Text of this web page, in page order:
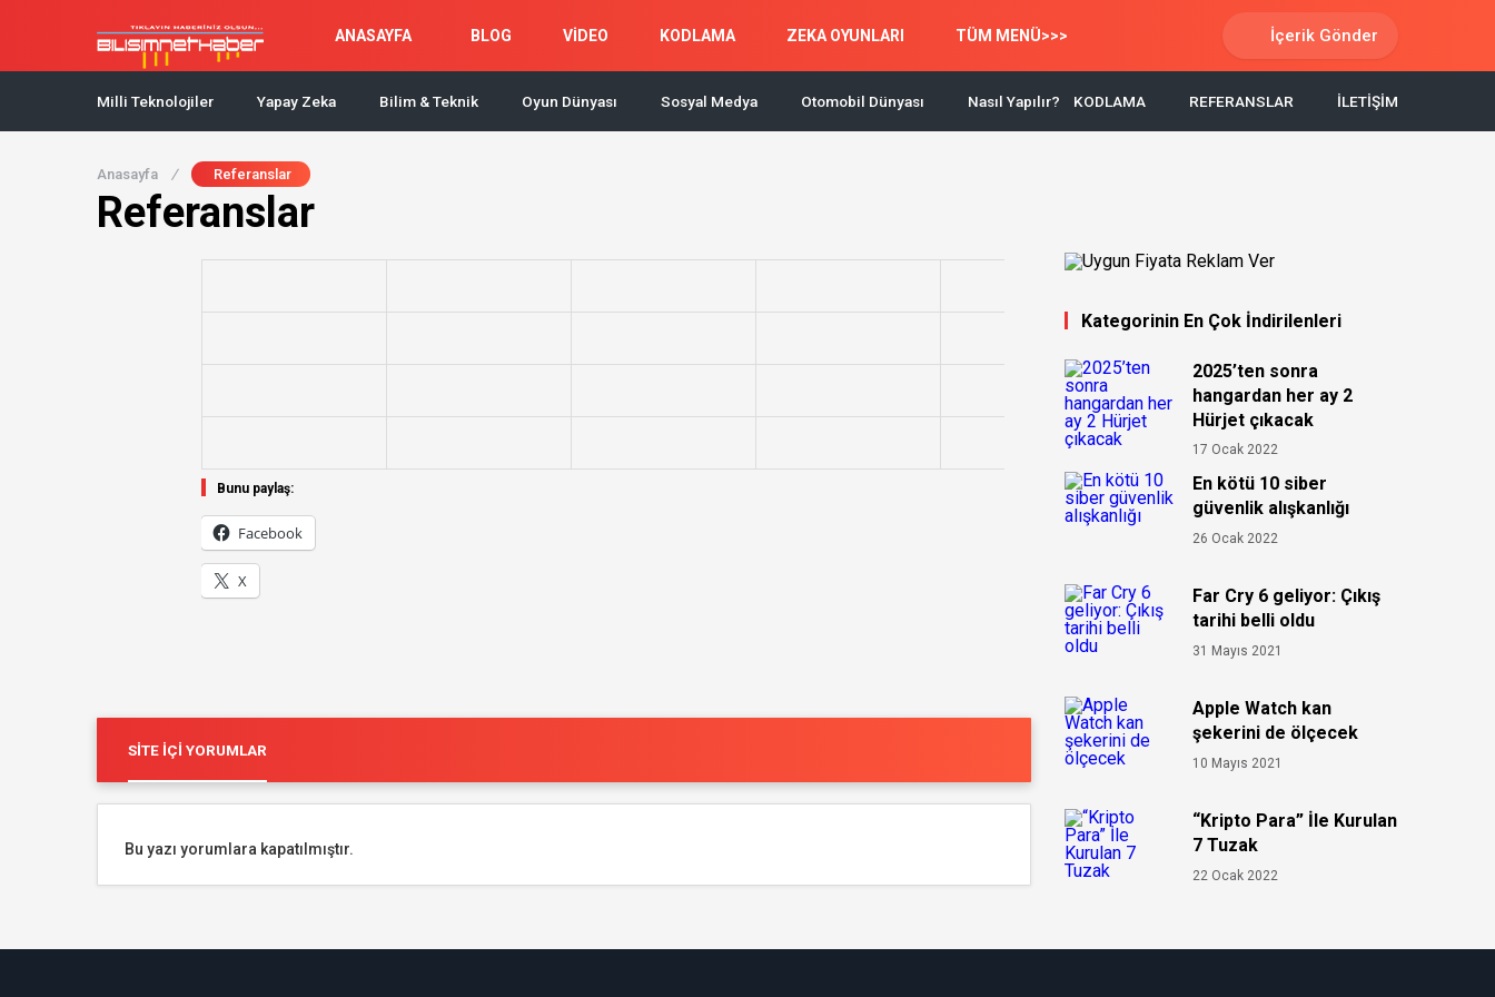
ANASAYFA BLOG VİDEO KODLAMA ZEKA OYUNLARI TÜM MENÜ>>> İçerik Gönder
Milli Teknolojiler Yapay Zeka Bilim & Teknik Oyun Dünyası Sosyal Medya Otomobil Dünyası Nasıl Yapılır? KODLAMA REFERANSLAR İLETİŞİM
Anasayfa / Referanslar
Referanslar
Bunu paylaş:
Facebook
X
SITE İÇI YORUMLAR
Bu yazı yorumlara kapatılmıştır.
Kategorinin En Çok İndirilenleri
2025’ten sonra
hangardan her ay 2
Hürjet çıkacak
17 Ocak 2022
En kötü 10 siber
güvenlik alışkanlığı
26 Ocak 2022
Far Cry 6 geliyor: Çıkış
tarihi belli oldu
31 Mayıs 2021
Apple Watch kan
şekerini de ölçecek
10 Mayıs 2021
“Kripto Para” İle Kurulan
7 Tuzak
22 Ocak 2022